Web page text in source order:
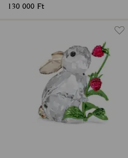
130 000 Ft